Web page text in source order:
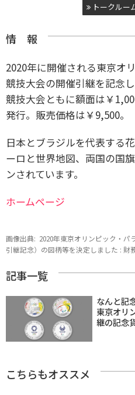
トークルー
情 報
2020年に開催される東京オ
競技大会の開催引継を記念
競技大会ともに額面は￥
発行。販売価格は￥9,500。
日本とブラジルを代表する
ーロと世界地図、両国の国
ンされています。
ホームページ
画像出典: 2020年東京オリンピック・パ
引継記念）の図柄等を決定しました : 財
記事一覧
なんと記
東京オリ
継の記念
こちらもオススメ